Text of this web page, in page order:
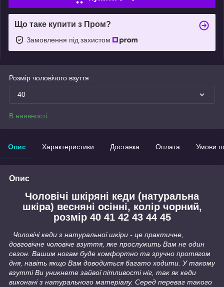
Що таке купити з Пром?
Замовлення під захистом
Розмір чоловічого взуття
40
В наявності
Опис Характеристики Доставка Оплата Умови
Опис
Чоловічі шкіряні кеди (натуральна
шкіра) весняні осінні, колір чорний,
розмір 40 41 42 43 44 45
Чоловічі кеди з натуральної шкіри - це практичне,
довговічне чоловіче взуття, яке прослужить Вам не один
сезон. Вашим ногам буде комфортно та зручно протягом
дня, навіть якщо Вам доводиться багато ходити. У такому
взутті Ви уникнете зайвої пітливості ніг, так як кеди
виконані з натурального матеріалу. Серед переваг такого